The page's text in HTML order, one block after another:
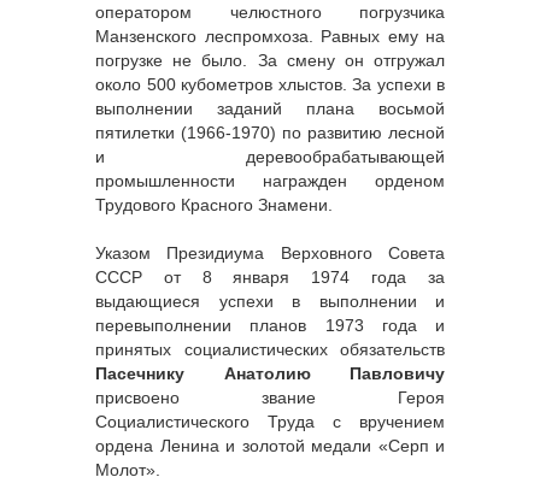
оператором челюстного погрузчика
Манзенского леспромхоза. Равных ему на
погрузке не было. За смену он отгружал
около 500 кубометров хлыстов. За успехи в
выполнении заданий плана восьмой
пятилетки (1966-1970) по развитию лесной
и деревообрабатывающей
промышленности награжден орденом
Трудового Красного Знамени.
Указом Президиума Верховного Совета
СССР от 8 января 1974 года за
выдающиеся успехи в выполнении и
перевыполнении планов 1973 года и
принятых социалистических обязательств
Пасечнику Анатолию Павловичу
присвоено звание Героя
Социалистического Труда с вручением
ордена Ленина и золотой медали «Серп и
Молот».